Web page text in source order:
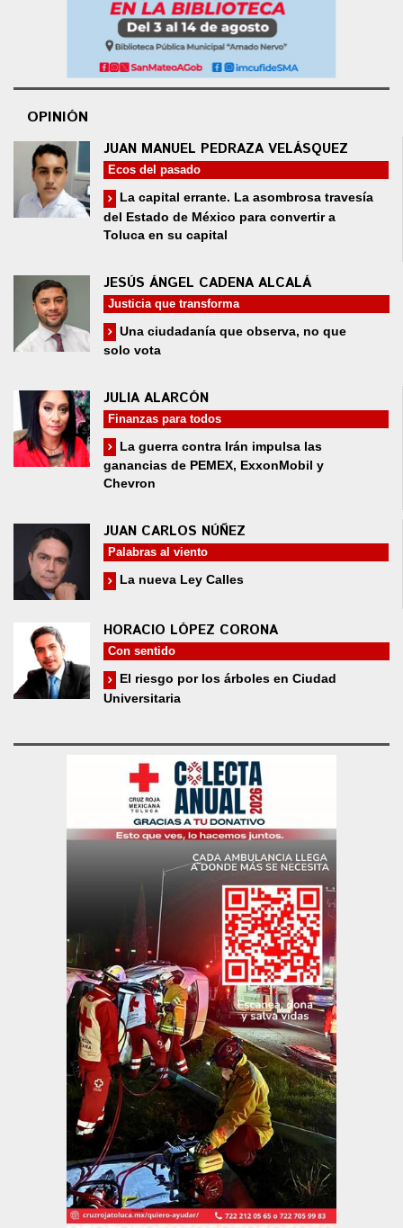
OPINIÓN
JUAN MANUEL PEDRAZA VELÁSQUEZ
Ecos del pasado
La capital errante. La asombrosa travesía
del Estado de México para convertir a
Toluca en su capital
JESÚS ÁNGEL CADENA ALCALÁ
Justicia que transforma
Una ciudadanía que observa, no que
solo vota
JULIA ALARCÓN
Finanzas para todos
La guerra contra Irán impulsa las
ganancias de PEMEX, ExxonMobil y
Chevron
JUAN CARLOS NÚÑEZ
Palabras al viento
La nueva Ley Calles
HORACIO LÓPEZ CORONA
Con sentido
El riesgo por los árboles en Ciudad
Universitaria